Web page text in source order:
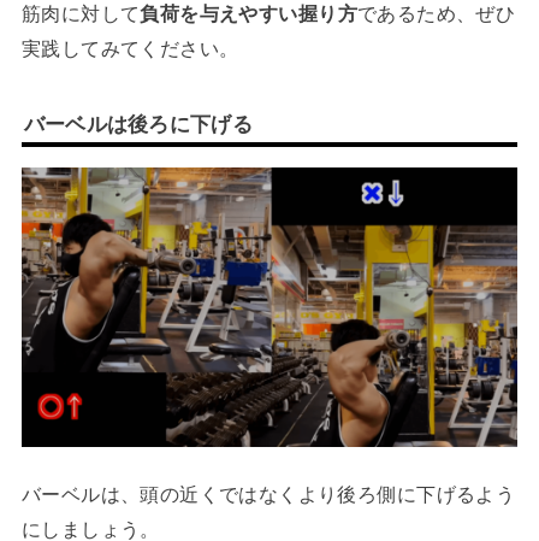
筋肉に対して負荷を与えやすい握り方であるため、ぜひ
実践してみてください。
バーベルは後ろに下げる
バーベルは、頭の近くではなくより後ろ側に下げるよう
にしましょう。